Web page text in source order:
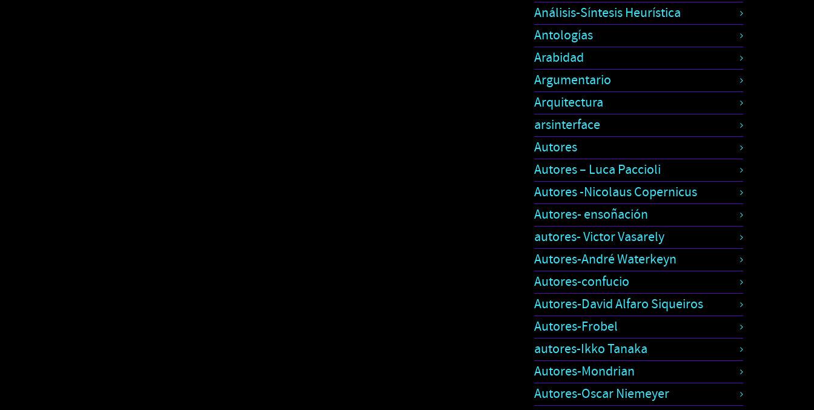
Análisis-Síntesis Heurística
Antologías
Arabidad
Argumentario
Arquitectura
arsinterface
Autores
Autores – Luca Paccioli
Autores -Nicolaus Copernicus
Autores- ensoñación
autores- Victor Vasarely
Autores-André Waterkeyn
Autores-confucio
Autores-David Alfaro Siqueiros
Autores-Frobel
autores-Ikko Tanaka
Autores-Mondrian
Autores-Oscar Niemeyer